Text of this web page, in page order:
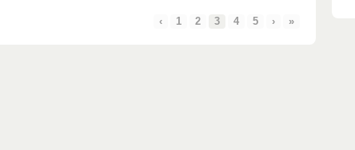
‹ 1 2 3 4 5 › »